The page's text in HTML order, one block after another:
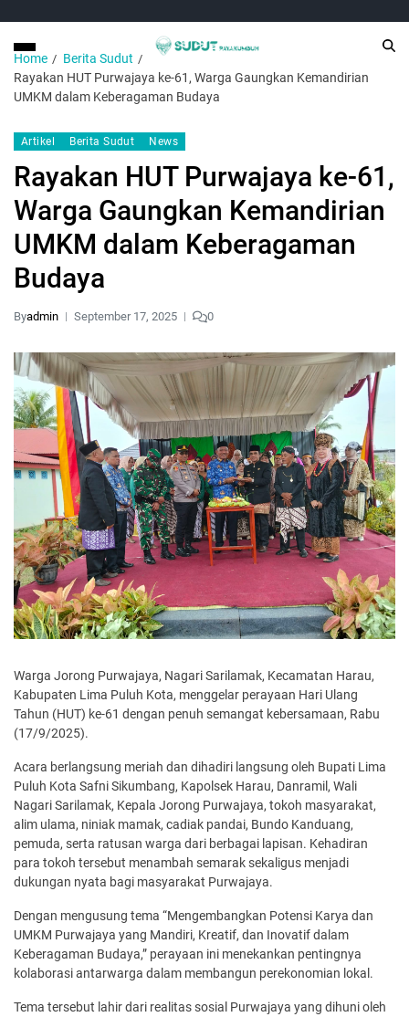
Home
Berita Sudut
Rayakan HUT Purwajaya ke-61, Warga Gaungkan Kemandirian
UMKM dalam Keberagaman Budaya
Artikel Berita Sudut News
Rayakan HUT Purwajaya ke-61,
Warga Gaungkan Kemandirian
UMKM dalam Keberagaman
Budaya
Byadmin September 17, 2025 0
Warga Jorong Purwajaya, Nagari Sarilamak, Kecamatan Harau,
Kabupaten Lima Puluh Kota, menggelar perayaan Hari Ulang
Tahun (HUT) ke-61 dengan penuh semangat kebersamaan, Rabu
(17/9/2025).
Acara berlangsung meriah dan dihadiri langsung oleh Bupati Lima
Puluh Kota Safni Sikumbang, Kapolsek Harau, Danramil, Wali
Nagari Sarilamak, Kepala Jorong Purwajaya, tokoh masyarakat,
alim ulama, niniak mamak, cadiak pandai, Bundo Kanduang,
pemuda, serta ratusan warga dari berbagai lapisan. Kehadiran
para tokoh tersebut menambah semarak sekaligus menjadi
dukungan nyata bagi masyarakat Purwajaya.
Dengan mengusung tema “Mengembangkan Potensi Karya dan
UMKM Purwajaya yang Mandiri, Kreatif, dan Inovatif dalam
Keberagaman Budaya,” perayaan ini menekankan pentingnya
kolaborasi antarwarga dalam membangun perekonomian lokal.
Tema tersebut lahir dari realitas sosial Purwajaya yang dihuni oleh